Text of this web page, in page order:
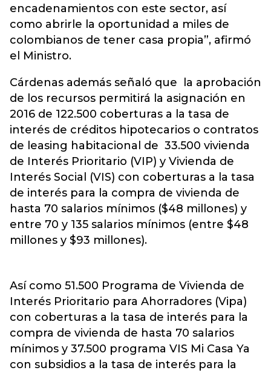
encadenamientos con este sector, así
como abrirle la oportunidad a miles de
colombianos de tener casa propia”, afirmó
el Ministro.
Cárdenas además señaló que la aprobación
de los recursos permitirá la asignación en
2016 de 122.500 coberturas a la tasa de
interés de créditos hipotecarios o contratos
de leasing habitacional de 33.500 vivienda
de Interés Prioritario (VIP) y Vivienda de
Interés Social (VIS) con coberturas a la tasa
de interés para la compra de vivienda de
hasta 70 salarios mínimos ($48 millones) y
entre 70 y 135 salarios mínimos (entre $48
millones y $93 millones).
Así como 51.500 Programa de Vivienda de
Interés Prioritario para Ahorradores (Vipa)
con coberturas a la tasa de interés para la
compra de vivienda de hasta 70 salarios
mínimos y 37.500 programa VIS Mi Casa Ya
con subsidios a la tasa de interés para la